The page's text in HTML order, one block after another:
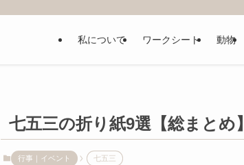
私について ワークシート 動物
七五三の折り紙9選【総まとめ】
行事｜イベント 七五三